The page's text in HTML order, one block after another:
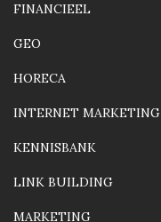
FINANCIEEL
GEO
HORECA
INTERNET MARKETING
KENNISBANK
LINK BUILDING
MARKETING